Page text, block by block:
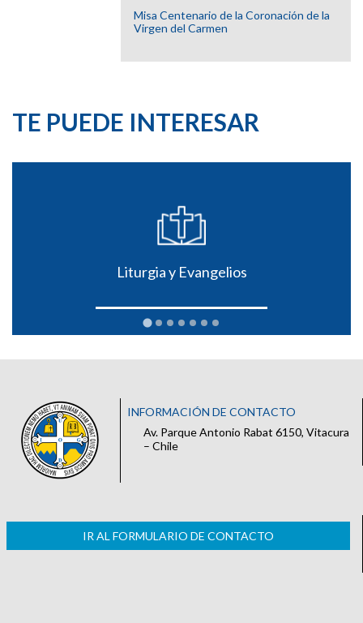
Misa Centenario de la Coronación de la
Virgen del Carmen
TE PUEDE INTERESAR
Liturgia y Evangelios
INFORMACIÓN DE CONTACTO
Av. Parque Antonio Rabat 6150, Vitacura
– Chile
IR AL FORMULARIO DE CONTACTO